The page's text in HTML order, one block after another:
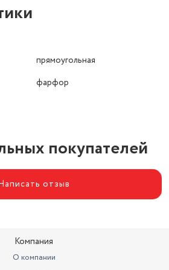
прямоугольная
фарфор
покупателей
отзыв
Компания
О компании